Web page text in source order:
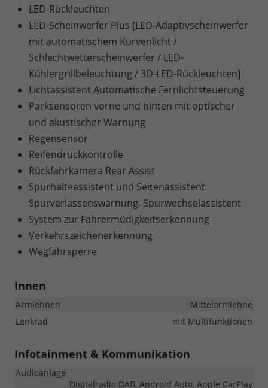
LED-Rückleuchten
LED-Scheinwerfer Plus [LED-Adaptivscheinwerfer
mit automatischem Kurvenlicht /
Schlechtwetterscheinwerfer / LED-
Kühlergrillbeleuchtung / 3D-LED-Rückleuchten]
Lichtassistent Automatische Fernlichtsteuerung
Parksensoren vorne und hinten mit optischer
und akustischer Warnung
Regensensor
Reifendruckkontrolle
Rückfahrkamera Rear Assist
Spurhalteassistent und Seitenassistent
Spurverlassenswarnung, Spurwechselassistent
System zur Fahrermüdigkeitserkennung
Verkehrszeichenerkennung
Wegfahrsperre
Innen
Armlehnen
Mittelarmlehne
Lenkrad
mit Multifunktionen
Infotainment & Kommunikation
Audioanlage
Digitalradio DAB, Android Auto, Apple CarPlay